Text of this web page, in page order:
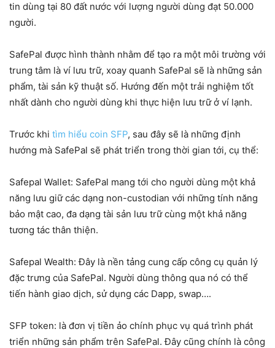
tin dùng tại 80 đất nước với lượng người dùng đạt 50.000
người.
SafePal được hình thành nhằm để tạo ra một môi trường với
trung tâm là ví lưu trữ, xoay quanh SafePal sẽ là những sản
phẩm, tài sản kỹ thuật số. Hướng đến một trải nghiệm tốt
nhất dành cho người dùng khi thực hiện lưu trữ ở ví lạnh.
Trước khi tìm hiểu coin SFP, sau đây sẽ là những định
hướng mà SafePal sẽ phát triển trong thời gian tới, cụ thể:
Safepal Wallet: SafePal mang tới cho người dùng một khả
năng lưu giữ các dạng non-custodian với những tính năng
bảo mật cao, đa dạng tài sản lưu trữ cùng một khả năng
tương tác thân thiện.
Safepal Wealth: Đây là nền tảng cung cấp công cụ quản lý
đặc trưng của SafePal. Người dùng thông qua nó có thể
tiến hành giao dịch, sử dụng các Dapp, swap….
SFP token: là đơn vị tiền ảo chính phục vụ quá trình phát
triển những sản phẩm trên SafePal. Đây cũng chính là công